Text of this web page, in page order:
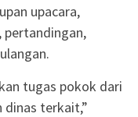
upacara,
pertandingan,
tugas pokok dari
dinas terkait,”